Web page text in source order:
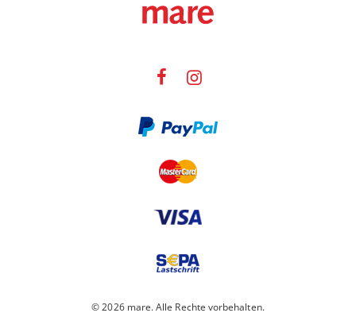
© 2026 mare. Alle Rechte vorbehalten.